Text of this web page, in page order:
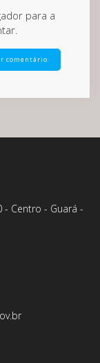
para a
- Centro - Guará -